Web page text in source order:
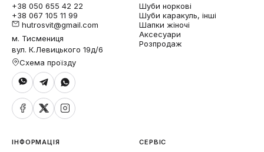
+38 050 655 42 22
+38 067 105 11 99
hutrosvit@gmail.com
м. Тисмениця
вул. К.Левицького 19д/6
Схема проїзду
Шуби норкові
Шуби каракуль, інші
Шапки жіночі
Аксесуари
Розпродаж
ІНФОРМАЦІЯ СЕРВІС